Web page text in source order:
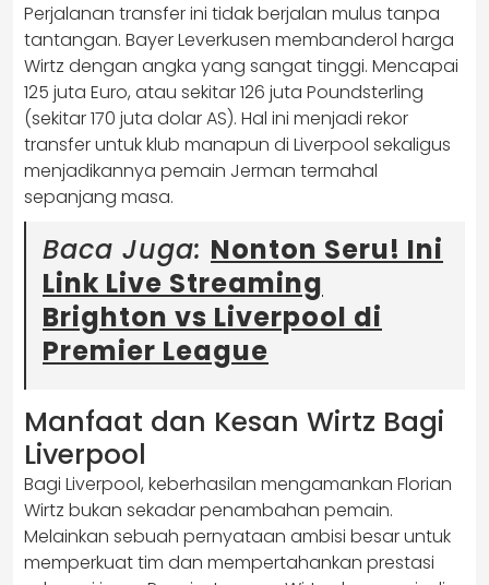
Perjalanan transfer ini tidak berjalan mulus tanpa
tantangan. Bayer Leverkusen membanderol harga
Wirtz dengan angka yang sangat tinggi. Mencapai
125 juta Euro, atau sekitar 126 juta Poundsterling
(sekitar 170 juta dolar AS). Hal ini menjadi rekor
transfer untuk klub manapun di Liverpool sekaligus
menjadikannya pemain Jerman termahal
sepanjang masa.
Baca Juga: Nonton Seru! Ini
Link Live Streaming
Brighton vs Liverpool di
Premier League
Manfaat dan Kesan Wirtz Bagi
Liverpool
Bagi Liverpool, keberhasilan mengamankan Florian
Wirtz bukan sekadar penambahan pemain.
Melainkan sebuah pernyataan ambisi besar untuk
memperkuat tim dan mempertahankan prestasi